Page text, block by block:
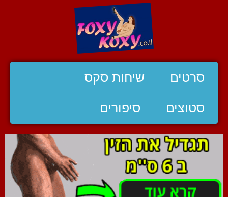
סרטים שיחות סקס
סטוצים סיפורים